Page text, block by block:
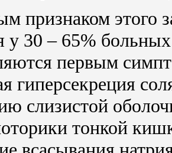
признаком этого
у 30 – 65%
первым
гиперсекреция
слизистой
тонкой